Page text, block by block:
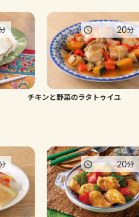
わせ
チキンと野菜のラタトゥイユ
20分
20分